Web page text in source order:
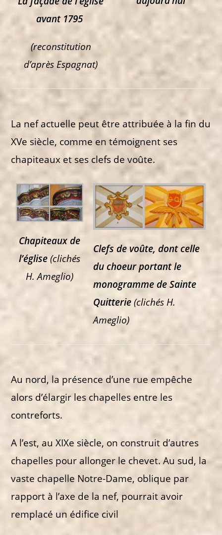
avant 1795
(reconstitution
d’après Espagnat)
La nef actuelle peut être attribuée à la fin du
XVe siècle, comme en témoignent ses
chapiteaux et ses clefs de voûte.
Chapiteaux de
l’église (clichés
H. Ameglio)
Clefs de voûte, dont celle
du choeur portant le
monogramme de Sainte
Quitterie(clichés H.
Ameglio)
Au nord, la présence d’une rue empêche
alors d’élargir les chapelles entre les
contreforts.
A l’est, au XIXe siècle, on construit d’autres
chapelles pour allonger le chevet. Au sud, la
vaste chapelle Notre-Dame, oblique par
rapport à l’axe de la nef, pourrait avoir
remplacé un édifice civil